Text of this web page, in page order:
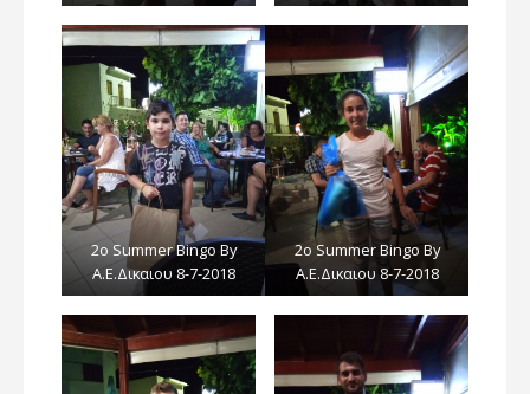
2ο Summer Bingo By
Α.E.Δικαιου 8-7-2018
2ο Summer Bingo By
Α.E.Δικαιου 8-7-2018